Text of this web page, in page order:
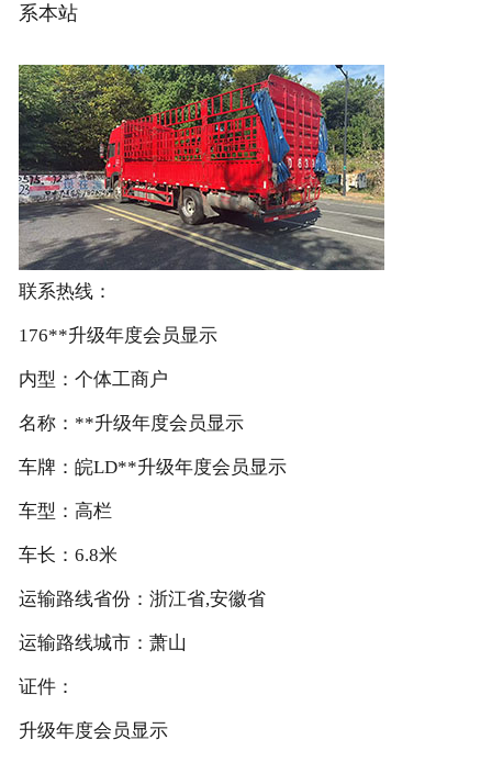
系本站
联系热线：
176**升级年度会员显示
内型：个体工商户
名称：**升级年度会员显示
车牌：皖LD**升级年度会员显示
车型：高栏
车长：6.8米
运输路线省份：浙江省,安徽省
运输路线城市：萧山
证件：
升级年度会员显示